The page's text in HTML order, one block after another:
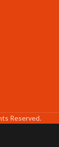
Reserved.